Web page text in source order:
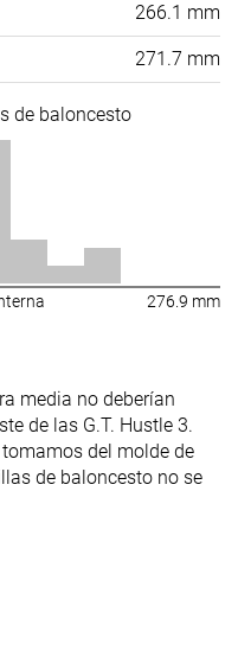
266.1 mm
271.7 mm
de baloncesto
276.9 mm
media no deberían
de las G.T. Hustle 3.
del molde de
de baloncesto no se